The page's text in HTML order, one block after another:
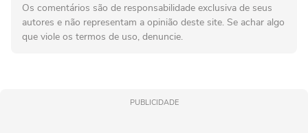
Os comentários são de responsabilidade exclusiva de seus
autores e não representam a opinião deste site. Se achar algo
que viole os termos de uso, denuncie.
PUBLICIDADE